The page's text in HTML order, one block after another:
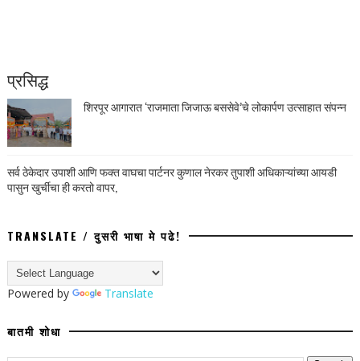
प्रसिद्ध
शिरपूर आगारात ‘राजमाता जिजाऊ बससेवे’चे लोकार्पण उत्साहात संपन्न
सर्व ठेकेदार उपाशी आणि फक्त वाघचा पार्टनर कुणाल नेरकर तुपाशी अधिकाऱ्यांच्या आयडी
पासुन खुर्चीचा ही करतो वापर,
TRANSLATE / दुसरी भाषा मे पढे!
Powered by Translate
बातमी शोधा